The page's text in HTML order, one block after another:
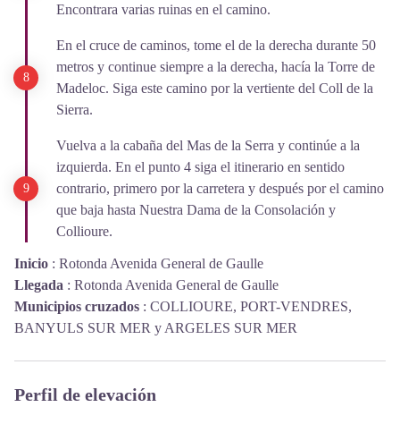
Encontrara varias ruinas en el camino.
En el cruce de caminos, tome el de la derecha durante 50
metros y continue siempre a la derecha, hacía la Torre de
Madeloc. Siga este camino por la vertiente del Coll de la
Sierra.
Vuelva a la cabaña del Mas de la Serra y continúe a la
izquierda. En el punto 4 siga el itinerario en sentido
contrario, primero por la carretera y después por el camino
que baja hasta Nuestra Dama de la Consolación y
Collioure.
Inicio : Rotonda Avenida General de Gaulle
Llegada : Rotonda Avenida General de Gaulle
Municipios cruzados : COLLIOURE, PORT-VENDRES,
BANYULS SUR MER y ARGELES SUR MER
Perfil de elevación